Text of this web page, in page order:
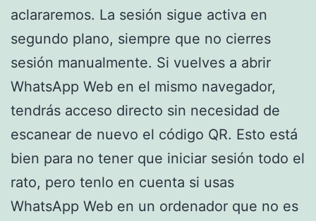
aclararemos. La sesión sigue activa en
segundo plano, siempre que no cierres
sesión manualmente. Si vuelves a abrir
WhatsApp Web en el mismo navegador,
tendrás acceso directo sin necesidad de
escanear de nuevo el código QR. Esto está
bien para no tener que iniciar sesión todo el
rato, pero tenlo en cuenta si usas
WhatsApp Web en un ordenador que no es